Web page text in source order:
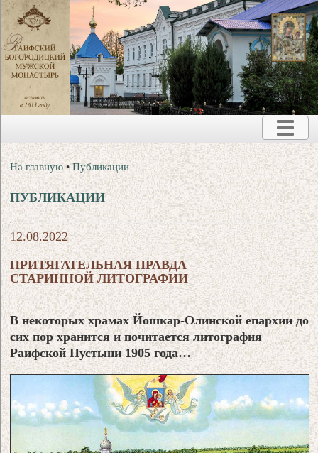
На главную •Публикации
ПУБЛИКАЦИИ
12.08.2022
ПРИТЯГАТЕЛЬНАЯ ПРАВДА
СТАРИННОЙ ЛИТОГРАФИИ
В некоторых храмах Йошкар-Олинской епархии до
сих пор хранится и почитается литография
Раифской Пустыни 1905 года…